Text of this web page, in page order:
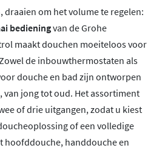
draaien om het volume te regelen:
bedieningvan de Grohe
maakt douchen moeiteloos voor
de inbouwthermostaten als
douche en bad zijn ontworpen
jong tot oud. Het assortiment
of drie uitgangen, zodat u kiest
of een volledige
hoofddouche, handdouche en